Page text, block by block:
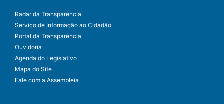
Radar da Transparência
Serviço de Informação ao Cidadão
Portal da Transparência
Ouvidoria
Agenda do Legislativo
Mapa do Site
Fale com a Assembleia